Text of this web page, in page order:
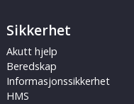
Sikkerhet
Akutt hjelp
Beredskap
Informasjonssikkerhet
HMS